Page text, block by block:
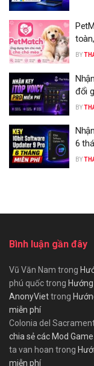
BY
đổi
BY
6
BY
Bình luận gần đây
Vũ Văn Nam trong
phú quốctrong
AnonyViettrong
miễn phí
Colonia del
chia sẻ các Mod
ta van hoan trong
miễn phí